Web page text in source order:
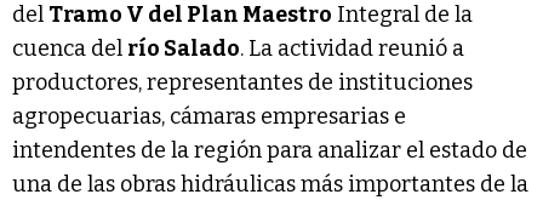
del Tramo V del Plan Maestro Integral de la
cuenca del río Salado. La actividad reunió a
productores, representantes de instituciones
agropecuarias, cámaras empresarias e
intendentes de la región para analizar el estado de
una de las obras hidráulicas más importantes de la